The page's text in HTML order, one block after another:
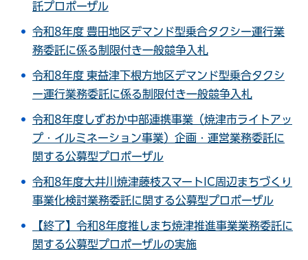
託プロポーザル
令和8年度 豊田地区デマンド型乗合タクシー運行業
務委託に係る制限付き一般競争入札
令和8年度 東益津下根方地区デマンド型乗合タクシ
ー運行業務委託に係る制限付き一般競争入札
令和8年度しずおか中部連携事業（焼津市ライトアッ
プ・イルミネーション事業）企画・運営業務委託に
関する公募型プロポーザル
令和8年度大井川焼津藤枝スマートIC周辺まちづくり
事業化検討業務委託に関する公募型プロポーザル
【終了】令和8年度推しまち焼津推進事業業務委託に
関する公募型プロポーザルの実施